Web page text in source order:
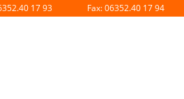
17 93 Fax: 06352.40 17 94